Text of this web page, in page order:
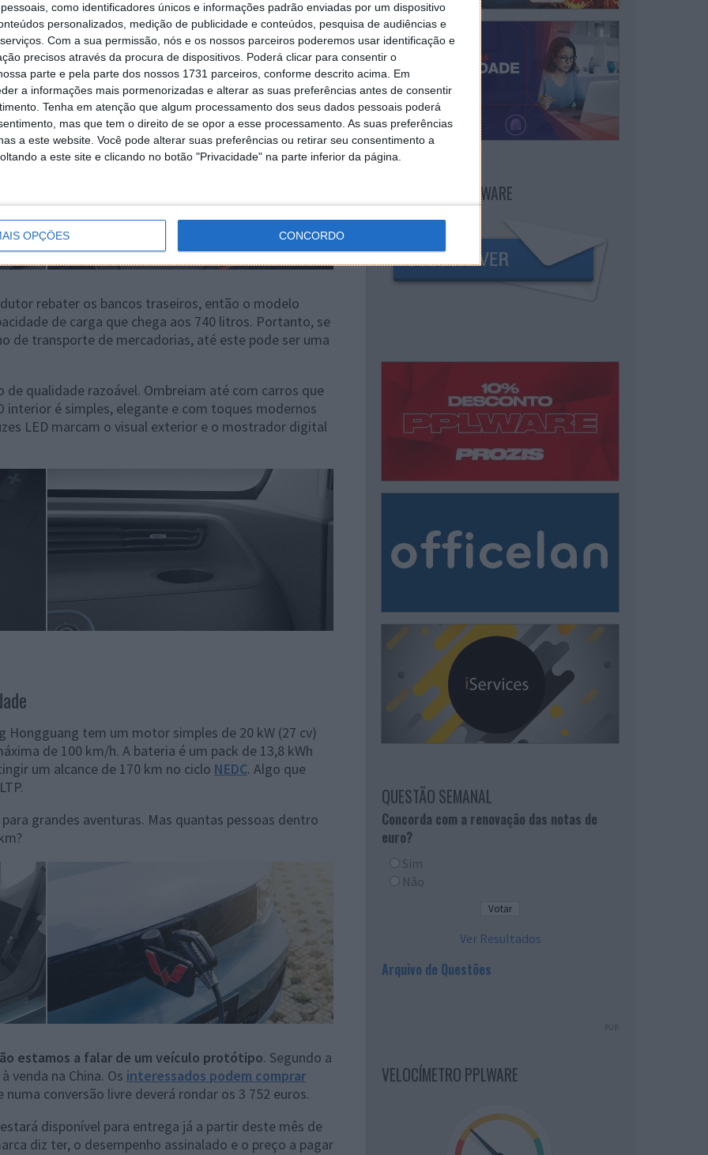
como identificadores únicos e informações padrão enviadas por um dispositivo
personalizados, medição de publicidade e conteúdos, pesquisa de audiências e
Com a sua permissão, nós e os nossos parceiros poderemos usar identificação e
precisos através da procura de dispositivos. Poderá clicar para consentir o
parte e pela parte dos nossos 1731 parceiros, conforme descrito acima. Em
a informações mais pormenorizadas e alterar as suas preferências antes de consentir
Tenha em atenção que algum processamento dos seus dados pessoais poderá
mas que tem o direito de se opor a esse processamento. As suas preferências
a este website. Você pode alterar suas preferências ou retirar seu consentimento a
a este site e clicando no botão "Privacidade" na parte inferior da página.
OPÇÕES CONCORDO
clássico de baixo custo com muitos elementos
que toma como referência a ideia doscarros
num modelo com três portas, quatro
Este é um carro ideal para as ruas das
rebater os bancos traseiros, então o modelo
de carga que chega aos 740 litros. Portanto, se
de transporte de mercadorias, até este pode ser uma
qualidade razoável. Ombreiam até com carros que
interior é simples, elegante e com toques modernos
LED marcam o visual exterior e o mostrador digital
Hongguang tem um motor simples de 20 kW (27 cv)
de 100 km/h. A bateria é um pack de 13,8 kWh
um alcance de 170 km no ciclo NEDC. Algo que
grandes aventuras. Mas quantas pessoas dentro
estamos a falar de um veículo protótipo. Segundo a
venda na China. Os interessados podem comprar
conversão livre deverá rondar os 3 752 euros.
disponível para entrega já a partir deste mês de
diz ter, o desempenho assinalado e o preço a pagar
NEWSLETTER PPLWARE
QUESTÃO SEMANAL
Concorda com a renovação das notas de
euro?
Sim
Não
Ver Resultados
Arquivo de Questões
PUB
VELOCÍMETRO PPLWARE